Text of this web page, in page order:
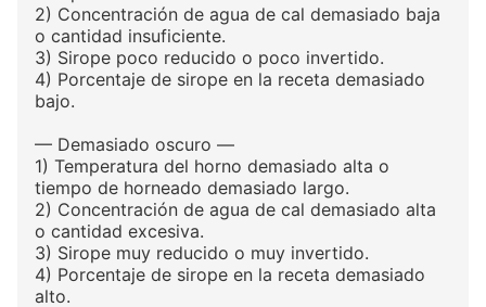
2) Concentración de agua de cal demasiado baja
o cantidad insuficiente.
3) Sirope poco reducido o poco invertido.
4) Porcentaje de sirope en la receta demasiado
bajo.
— Demasiado oscuro —
1) Temperatura del horno demasiado alta o
tiempo de horneado demasiado largo.
2) Concentración de agua de cal demasiado alta
o cantidad excesiva.
3) Sirope muy reducido o muy invertido.
4) Porcentaje de sirope en la receta demasiado
alto.